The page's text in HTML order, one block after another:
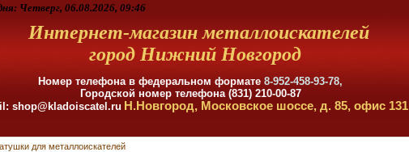
Четверг, 06.08.2026, 09:46
Интернет-магазин металлоискателей
город Нижний Новгород
Номер телефона в федеральном формате 8-952-458-93-78,
Городской номер телефона (831) 210-00-87
shop@kladoiscatel.ru Н.Новгород, Московское шоссе, д. 85, офис 131
для металлоискателей